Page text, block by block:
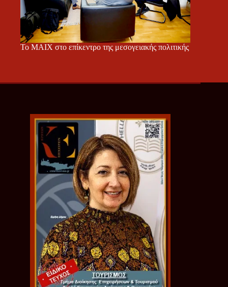
Το ΜΑΙΧ στο επίκεντρο της μεσογειακής πολιτικής